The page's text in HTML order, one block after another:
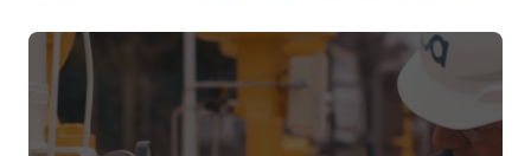
esperando”